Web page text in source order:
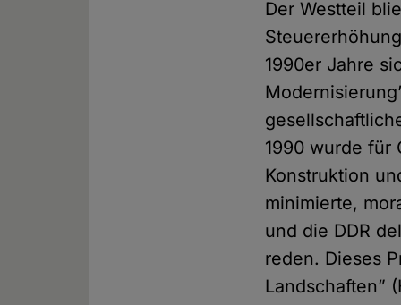
Der Westteil
1990er Jahre
1990 wurde für
Konstruktion
minimierte,
und die DDR
reden. Dieses
Landschaften”